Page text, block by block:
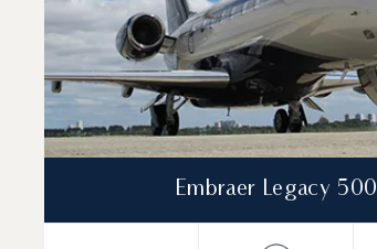
Embraer Legacy 500